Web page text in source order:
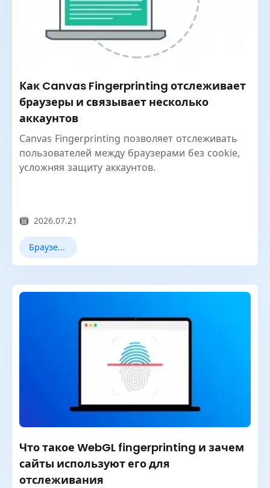
Как Canvas Fingerprinting отслеживает
браузеры и связывает несколько
аккаунтов
Canvas Fingerprinting позволяет отслеживать
пользователей между браузерами без cookie,
усложняя защиту аккаунтов.
2026.07.21
Браузерное отпечаток
Что такое WebGL fingerprinting и зачем
сайты используют его для
отслеживания